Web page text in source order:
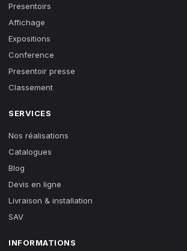
Presentoirs
Affichage
Expositions
Conference
Presentoir presse
Classement
SERVICES
Nos réalisations
Catalogues
Blog
Devis en ligne
Livraison & installation
SAV
INFORMATIONS